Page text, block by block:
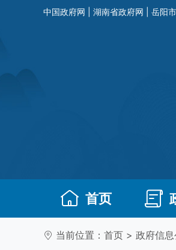
中国政府网 湖南省政府网 岳阳
首页
当前位置： 首页 > 政府信